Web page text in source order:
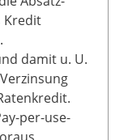
Kredit
damit u. U.
per-use-